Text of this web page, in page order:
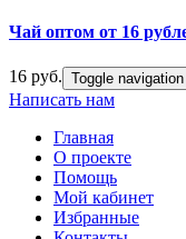
Чай оптом от 16
16 руб. Toggle navigation
Написать нам
Главная
О проекте
Помощь
Мой кабинет
Избранные